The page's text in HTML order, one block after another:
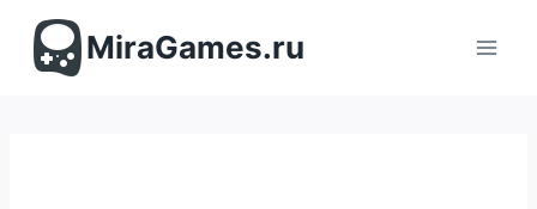
содержимомуMiraGames.ru